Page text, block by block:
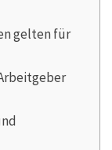
gelten für